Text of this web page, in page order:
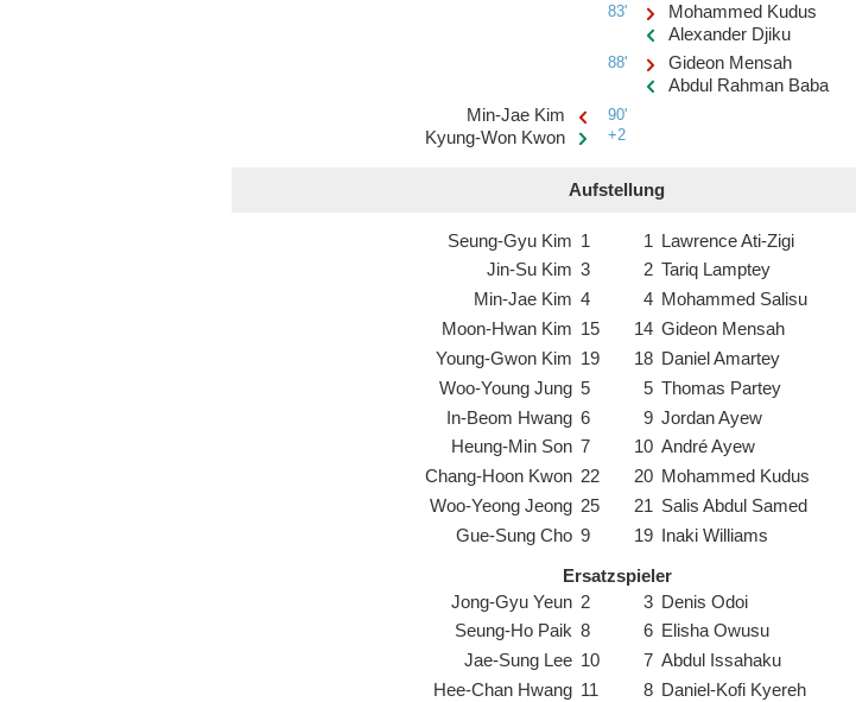
83'
Mohammed Kudus
Alexander Djiku
88'
Gideon Mensah
Abdul Rahman Baba
Min-Jae Kim
Kyung-Won Kwon
90'
+2
Aufstellung
Seung-Gyu Kim 1 1 Lawrence Ati-Zigi
Jin-Su Kim 3 2 Tariq Lamptey
Min-Jae Kim 4 4 Mohammed Salisu
Moon-Hwan Kim 15 14 Gideon Mensah
Young-Gwon Kim 19 18 Daniel Amartey
Woo-Young Jung 5 5 Thomas Partey
In-Beom Hwang 6 9 Jordan Ayew
Heung-Min Son 7 10 André Ayew
Chang-Hoon Kwon 22 20 Mohammed Kudus
Woo-Yeong Jeong 25 21 Salis Abdul Samed
Gue-Sung Cho 9 19 Inaki Williams
Ersatzspieler
Jong-Gyu Yeun 2 3 Denis Odoi
Seung-Ho Paik 8 6 Elisha Owusu
Jae-Sung Lee 10 7 Abdul Issahaku
Hee-Chan Hwang 11 8 Daniel-Kofi Kyereh